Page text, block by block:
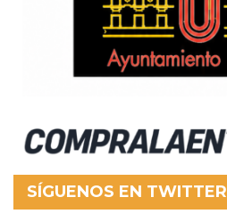
SÍGUENOS EN TWITTER